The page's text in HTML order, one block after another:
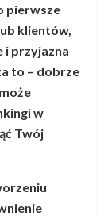
pierwsze
klientów,
i przyjazna
to – dobrze
w
Twój